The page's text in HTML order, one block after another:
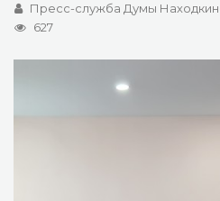
Пресс-служба Думы
627